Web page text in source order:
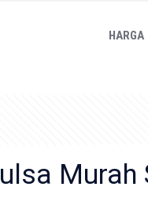
HARGA
Murah